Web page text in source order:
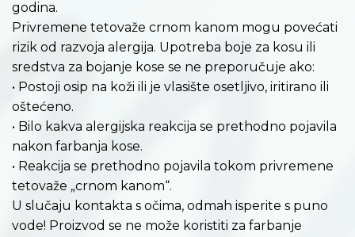
godina.
Privremene tetovaže crnom kanom mogu povećati
rizik od razvoja alergija. Upotreba boje za kosu ili
sredstva za bojanje kose se ne preporučuje ako:
• Postoji osip na koži ili je vlasište osetljivo, iritirano ili
oštećeno.
• Bilo kakva alergijska reakcija se prethodno pojavila
nakon farbanja kose.
• Reakcija se prethodno pojavila tokom privremene
tetovaže „crnom kanom“.
U slučaju kontakta s očima, odmah isperite s puno
vode! Proizvod se ne može koristiti za farbanje